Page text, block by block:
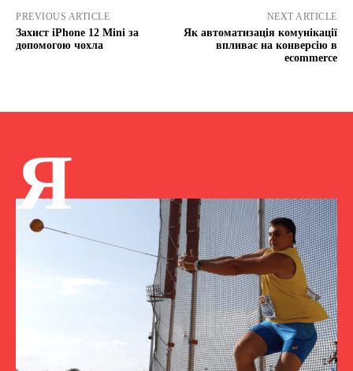
PREVIOUS ARTICLE
Захист iPhone 12 Mini за
допомогою чохла
NEXT ARTICLE
Як автоматизація комунікації
впливає на конверсію в
ecommerce
Я